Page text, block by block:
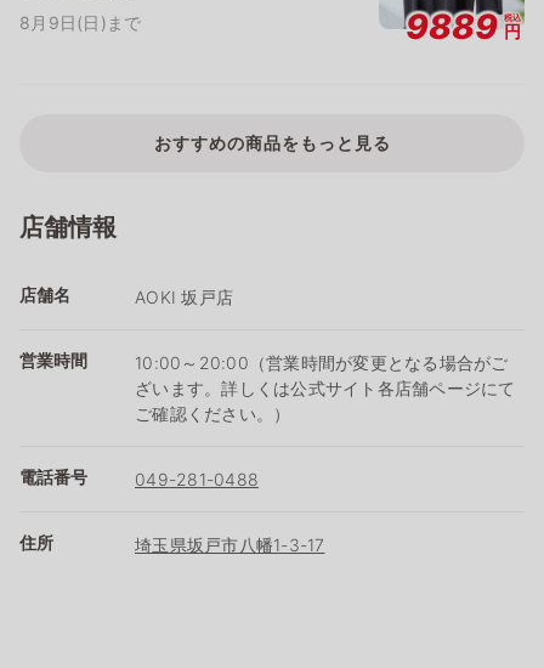
8月9日(日)まで
9889 税込
円
おすすめの商品をもっと見る
店舗情報
店舗名 AOKI 坂戸店
営業時間
10:00～20:00（営業時間が変更となる場合がご
ざいます。詳しくは公式サイト各店舗ページにて
ご確認ください。）
電話番号 049-281-0488
住所 埼玉県坂戸市八幡1-3-17